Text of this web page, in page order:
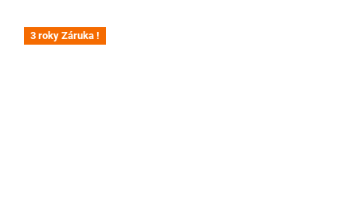
3 roky Záruka !